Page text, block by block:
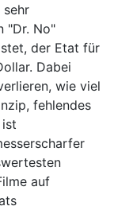
"Dr. No"
der Etat für
Dabei
wie viel
fehlendes
auf